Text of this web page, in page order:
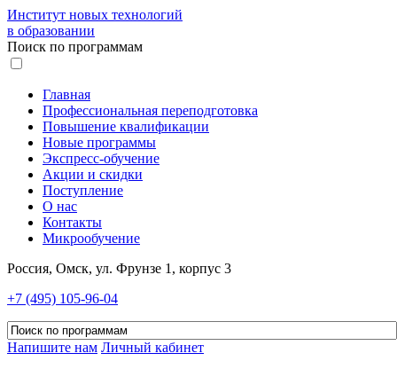
Институт новых технологий
в образовании
Поиск по программам
Главная
Профессиональная переподготовка
Повышение квалификации
Новые программы
Экспресс-обучение
Акции и скидки
Поступление
О нас
Контакты
Микрообучение
Россия, Омск, ул. Фрунзе 1, корпус 3
+7 (495) 105-96-04
Напишите нам Личный кабинет